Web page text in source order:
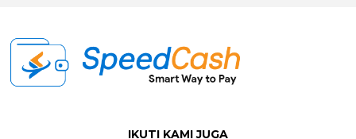
IKUTI KAMI JUGA